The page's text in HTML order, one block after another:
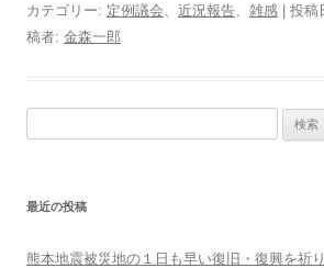
カテゴリー: 定例議会 近況報告 雑感 | 投稿
稿者: 金森一郎
最近の投稿
熊本地震被災地の１日も早い復旧・復興を祈り